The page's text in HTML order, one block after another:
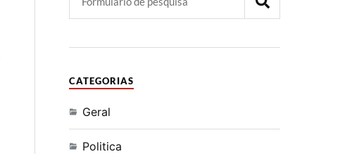
CATEGORIAS
Geral
Politica